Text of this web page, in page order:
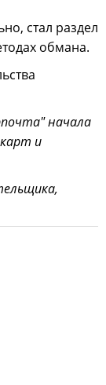
стал раздел
обмана.
начала
и